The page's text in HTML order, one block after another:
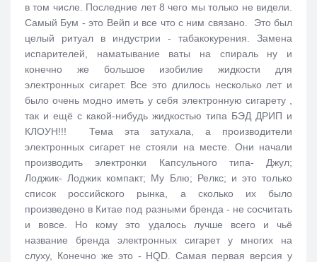
в том числе. Последние лет 8 чего мы только не видели.
Самый Бум - это Вейп и все что с ним связано. Это был
целый ритуал в индустрии - табакокурения. Замена
испарителей, наматывание ваты на спираль ну и
конечно же большое изобилие жидкости для
электронных сигарет. Все это длилось несколько лет и
было очень модно иметь у себя электронную сигарету ,
так и ещё с какой-нибудь жидкостью типа БЭД ДРИП и
КЛОУН!!! Тема эта затухала, а производители
электронных сигарет не стояли на месте. Они начали
производить электронки Капсульного типа- Джул;
Лоджик- Лоджик компакт; Му Блю; Релкс; и это только
список российского рынка, а сколько их было
произведено в Китае под разными бренда - не сосчитать
и вовсе. Но кому это удалось лучше всего и чьё
название бренда электронных сигарет у многих на
слуху, Конечно же это - HQD. Самая первая версия у